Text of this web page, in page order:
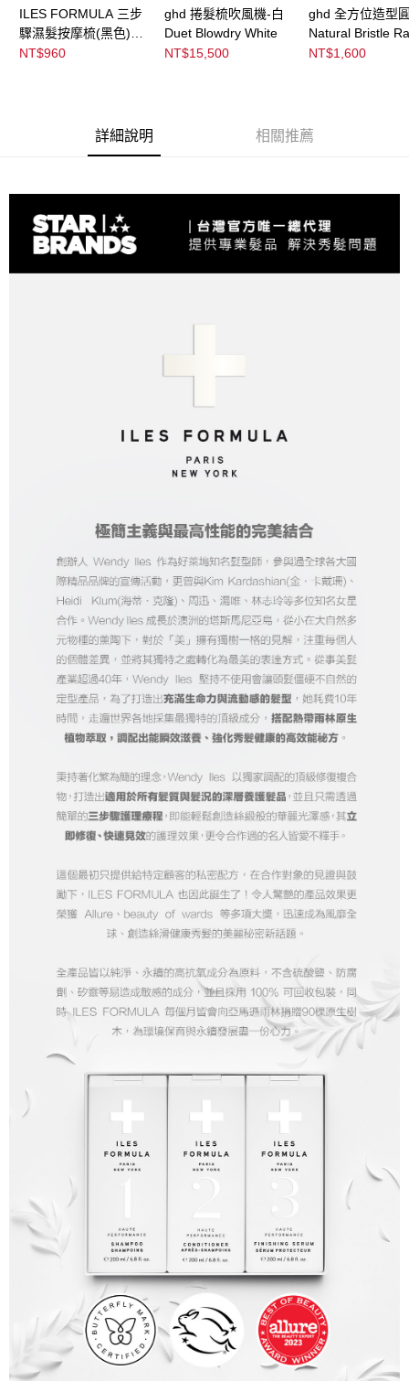
「AFTEE先享後付」，若未經同意申辦者引起之損失，本公司不負相關責
任。
４．使用「AFTEE先享後付」時，將依據個別帳號之用戶狀況，依本公司即
時審查核予不同之上限額度；若仍有額度不足之情形，本公司將視審查結果
ILES FORMULA 三步
驟濕髮按摩梳(黑色)
Signature Styling +
NT$960
ghd 捲髮梳吹風機-白
Duet Blowdry White
NT$15,500
ghd 全方位造型
Natural Bristle
Brush 35MM
NT$1,600
詳細說明 相關推薦